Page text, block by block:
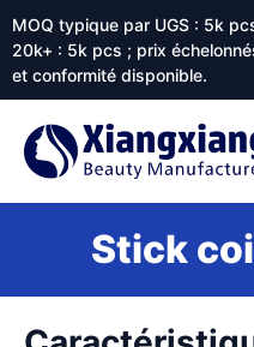
MOQ typique par UGS : 5k
20k+ : 5k pcs ; prix
et conformité disponible.
Stick